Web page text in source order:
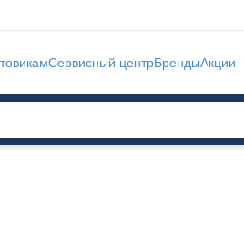
Сервисный центрБрендыАкции